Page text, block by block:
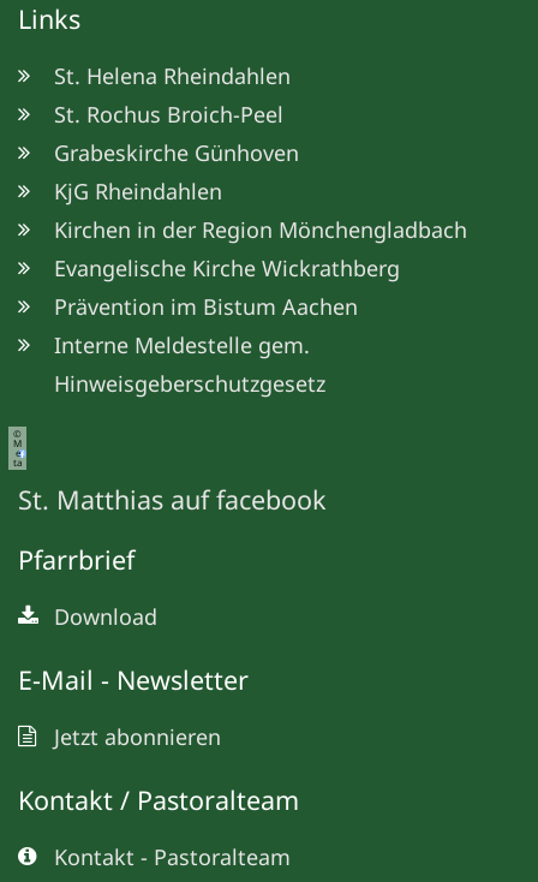
Links
St. Helena Rheindahlen
St. Rochus Broich-Peel
Grabeskirche Günhoven
KjG Rheindahlen
Kirchen in der Region Mönchengladbach
Evangelische Kirche Wickrathberg
Prävention im Bistum Aachen
Interne Meldestelle gem.
Hinweisgeberschutzgesetz
©
M
e
ta
St. Matthias auf facebook
Pfarrbrief
Download
E-Mail - Newsletter
Jetzt abonnieren
Kontakt / Pastoralteam
Kontakt - Pastoralteam